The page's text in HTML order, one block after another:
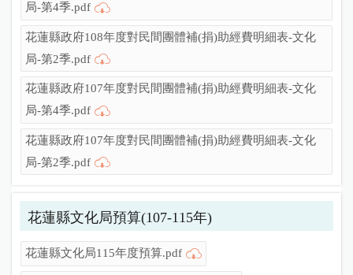
局-第4季.pdf
花蓮縣政府108年度對民間團體補(捐)助經費明細表-文化
局-第2季.pdf
花蓮縣政府107年度對民間團體補(捐)助經費明細表-文化
局-第4季.pdf
花蓮縣政府107年度對民間團體補(捐)助經費明細表-文化
局-第2季.pdf
花蓮縣文化局預算(107-115年)
花蓮縣文化局115年度預算.pdf